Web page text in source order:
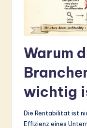
Warum
wichtig
Die Rentabilität ist
Effizienz eines